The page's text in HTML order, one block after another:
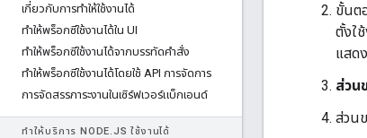
เกี่ยวกับการทําให้ใช้งานได้
ทําให้พร็อกซีใช้งานได้ใน UI
ทําให้พร็อกซีใช้งานได้จากบรรทัดคําสั่ง
ทําให้พร็อกซีใช้งานได้โดยใช้ API การจัดการ
การจัดสรรภาระงานในเซิร์ฟเวอร์แบ็กเอนด์
ทําให้บริการ NODE. JS ใช้งานได้
ขั้นต
ตั้งใ
แสดง
ส่วน
ส่วน